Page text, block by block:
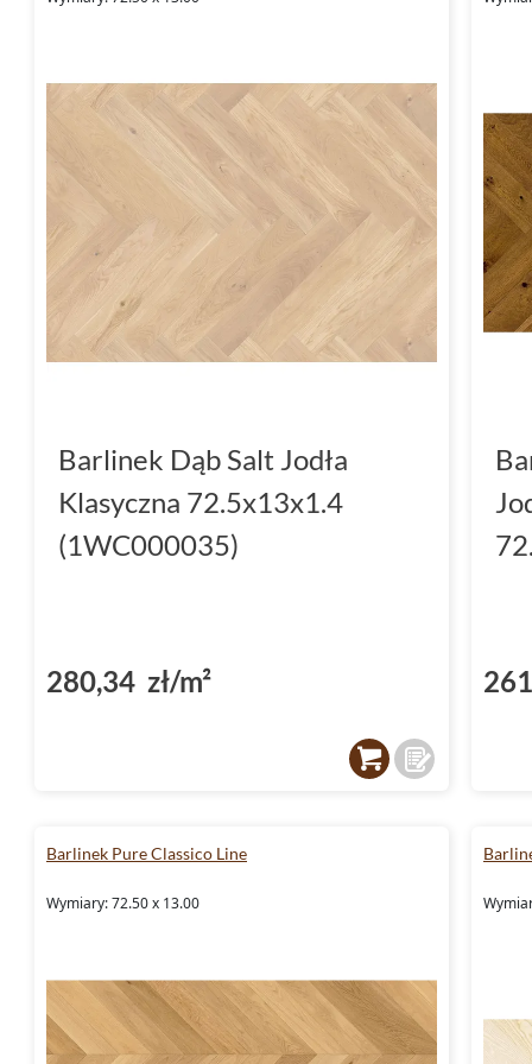
Barlinek Dąb Salt Jodła
Klasyczna 72.5x13x1.4
(1WC000035)
280,34 zł/m²
Barlinek Pure Classico Line
Wymiary: 72.50 x 13.00